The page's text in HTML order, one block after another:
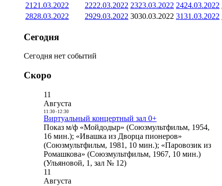
21 21.03.2022 2222.03.2022 2323.03.2022 2424.03.2022
2828.03.2022 2929.03.2022 3030.03.2022 3131.03.2022
Сегодня
Сегодня нет событий
Скоро
11
Августа
11:30- 12:30
Виртуальный концертный зал 0+
Показ м/ф «Мойдодыр» (Союзмультфильм, 1954,
16 мин.); «Ивашка из Дворца пионеров»
(Союзмультфильм, 1981, 10 мин.); «Паровозик из
Ромашкова» (Союзмультфильм, 1967, 10 мин.)
(Ульяновой, 1, зал № 12)
11
Августа